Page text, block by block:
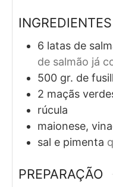
INGREDIENTES
6 latas de
de salmão já
500 gr. de
2 maçãs
rúcula
maionese,
sal e pimenta
PREPARAÇÃO